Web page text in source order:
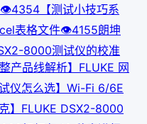
👁4354 【测试小技巧系
表格文件👁4155朗坤
8000测试仪的校准
产品线解析】FLUKE 网
试仪怎么选】Wi-Fi 6/6E
克】FLUKE DSX2-8000